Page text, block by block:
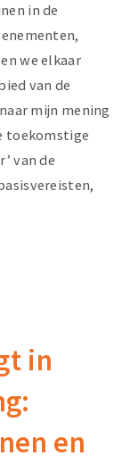
in de
we elkaar
van de
mijn mening
toekomstige
van de
in
en